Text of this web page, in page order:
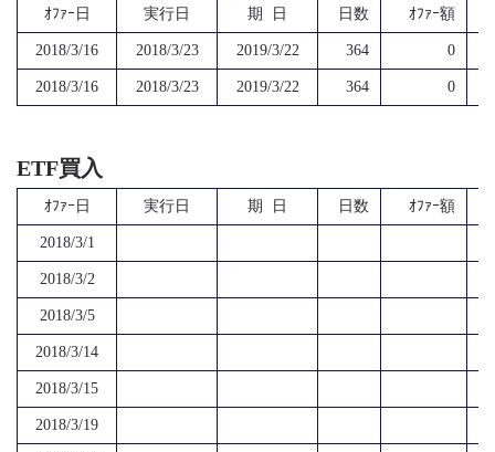
ｵﾌｧｰ日 実行日 期 日 日数 ｵﾌｧｰ額
2018/3/16 2018/3/23 2019/3/22 364 0
2018/3/16 2018/3/23 2019/3/22 364 0
ETF買入
ｵﾌｧｰ日 実行日 期 日 日数 ｵﾌｧｰ額
2018/3/1
2018/3/2
2018/3/5
2018/3/14
2018/3/15
2018/3/19